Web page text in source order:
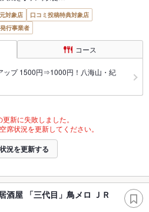
対象店
口コミ投稿特典対象店
行事業者
コース
ップ 1500円⇒1000円！八海山・紀
新に失敗しました。
席状況を更新してください。
況を更新する
酒屋 「三代目」鳥メロ ＪＲ